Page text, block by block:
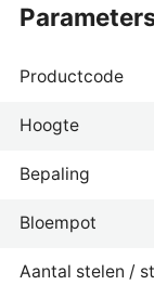
Productcode
Hoogte
Bepaling
Bloempot
Aantal stelen /